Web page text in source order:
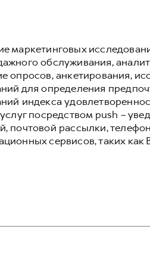
маркетинговых
обслуживания,
опросов, анкетирования,
для определения
индекса
посредством push –
почтовой рассылки,
сервисов, таких как